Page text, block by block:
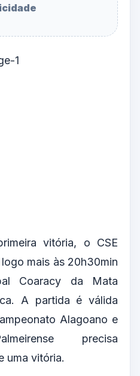
vitória, o CSE
mais às 20h30min
Coaracy da Mata
A partida é válida
Alagoano e
precisa
uma vitória.